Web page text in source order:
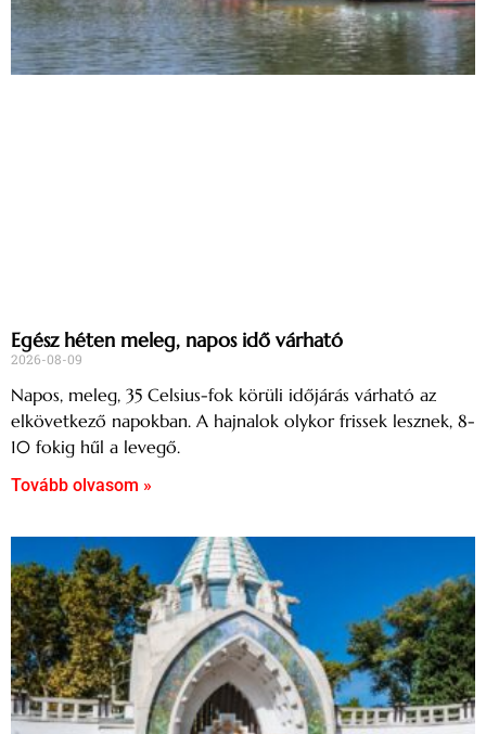
Egész héten meleg, napos idő várható
2026-08-09
Napos, meleg, 35 Celsius-fok körüli időjárás várható az
elkövetkező napokban. A hajnalok olykor frissek lesznek, 8-
10 fokig hűl a levegő.
Tovább olvasom »